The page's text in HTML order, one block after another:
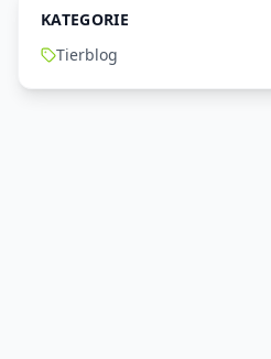
KATEGORIE
Tierblog